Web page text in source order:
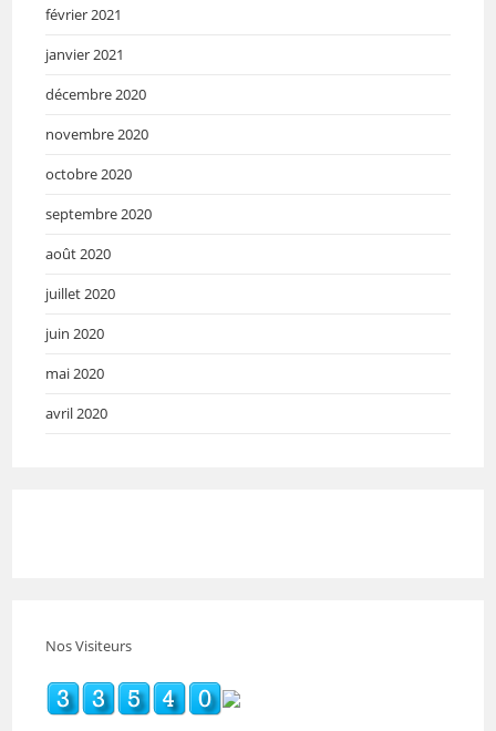
février 2021
janvier 2021
décembre 2020
novembre 2020
octobre 2020
septembre 2020
août 2020
juillet 2020
juin 2020
mai 2020
avril 2020
Nos Visiteurs